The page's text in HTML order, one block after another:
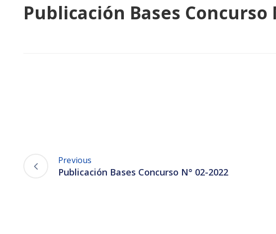
Publicación Bases Concurso
Previous
Publicación Bases Concurso N° 02-2022